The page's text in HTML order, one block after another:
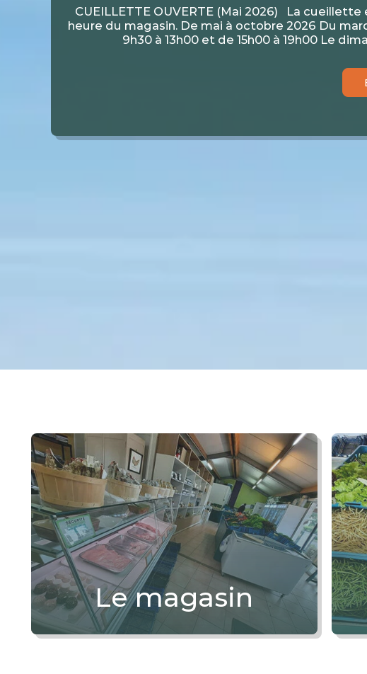
CUEILLETTE OUVERTE (Mai 2026) La
heure du magasin. De mai à octobre 2026 Du
9h30 à 13h00 et de 15h00 à 19h00 Le
Un plat typique de la région par excellence!
semaines, nous vous cuisinons notre pot'jevleesch
SEMAINE (25 juin 2026) IL Y EN...
Le magasin